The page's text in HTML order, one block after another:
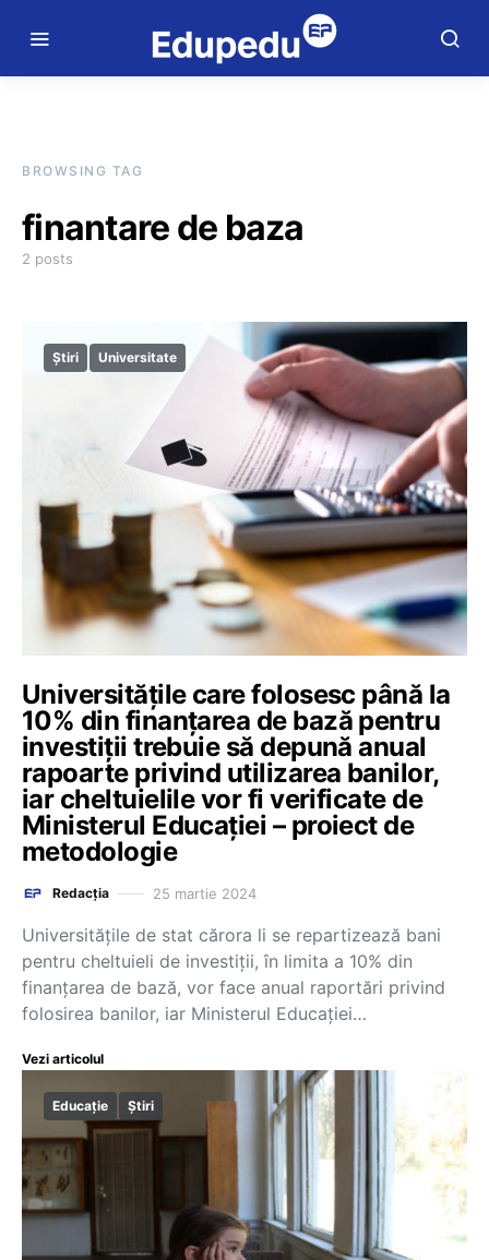
BROWSING TAG
finantare de baza
2 posts
Știri Universitate
Universitățile care folosesc până la
10% din finanțarea de bază pentru
investiții trebuie să depună anual
rapoarte privind utilizarea banilor,
iar cheltuielile vor fi verificate de
Ministerul Educației – proiect de
metodologie
Redacția 25 martie 2024
Universitățile de stat cărora li se repartizează bani
pentru cheltuieli de investiții, în limita a 10% din
finanțarea de bază, vor face anual raportări privind
folosirea banilor, iar Ministerul Educației…
Vezi articolul
Educație Știri